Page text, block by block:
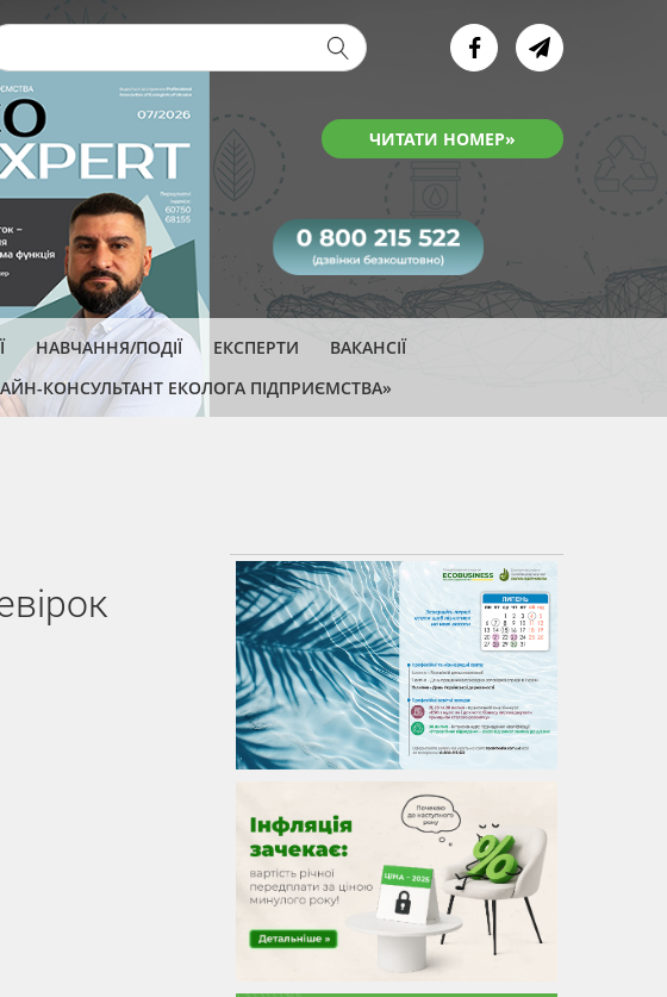
ЧИТАТИ НОМЕР»
форма
НАВЧАННЯ/ПОДІЇ ЕКСПЕРТИ
ВАКАНСІЇ
КОНСУЛЬТАНТ ЕКОЛОГА ПІДПРИЄМСТВА»